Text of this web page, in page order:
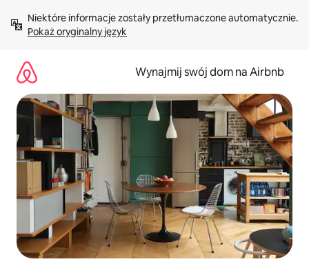
treści Pokaż oryginalny język
Wynajmij swój dom na Airbnb